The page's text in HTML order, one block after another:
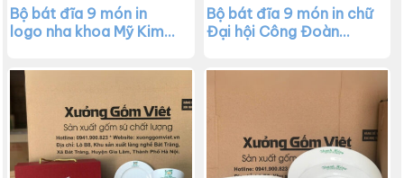
Bộ bát đĩa 9 món in
logo nha khoa Mỹ Kim
Bộ bát đĩa 9 món in chữ
Đại hội Công Đoàn
XG-BD11